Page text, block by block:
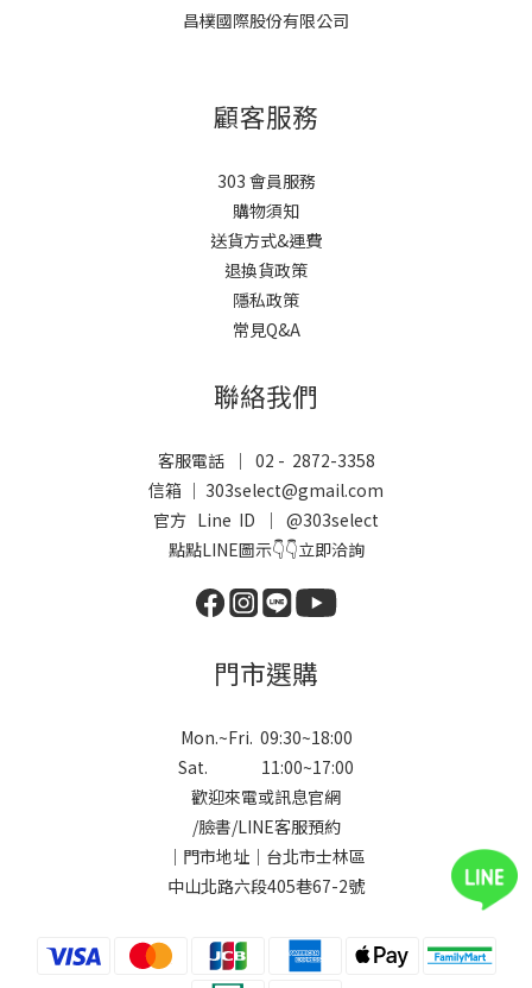
昌樸國際股份有限公司
顧客服務
303 會員服務
購物須知
送貨方式&運費
退換貨政策
隱私政策
常見Q&A
聯絡我們
客服電話 ｜ 02 - 2872-3358
信箱 ｜ 303select@gmail.com
官方 Line ID ｜ @303select
點點LINE圖示👇👇立即洽詢
門市選購
Mon.~Fri. 09:30~18:00
Sat. 11:00~17:00
歡迎來電或訊息官網
/臉書/LINE客服預約
｜門市地址｜台北市士林區
中山北路六段405巷67-2號